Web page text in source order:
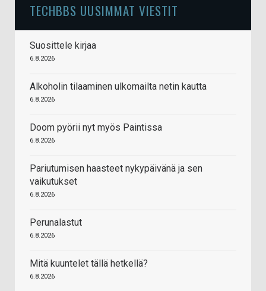
TECHBBS UUSIMMAT VIESTIT
Suosittele kirjaa
6.8.2026
Alkoholin tilaaminen ulkomailta netin kautta
6.8.2026
Doom pyörii nyt myös Paintissa
6.8.2026
Pariutumisen haasteet nykypäivänä ja sen
vaikutukset
6.8.2026
Perunalastut
6.8.2026
Mitä kuuntelet tällä hetkellä?
6.8.2026